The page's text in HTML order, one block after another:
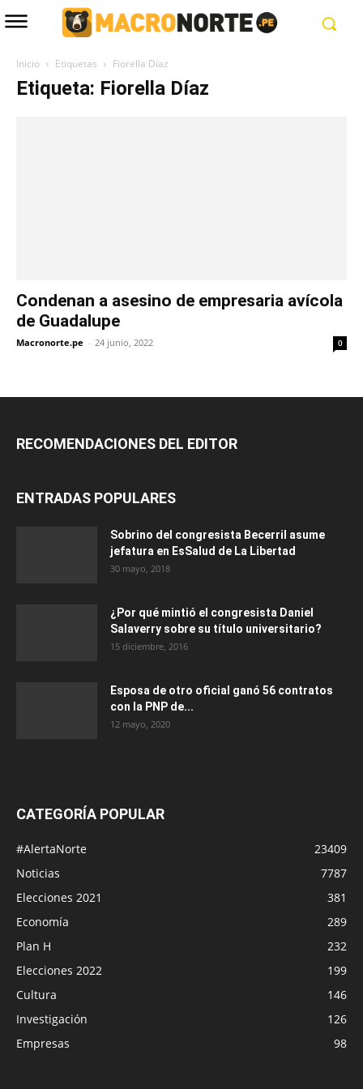
Inicio Etiquetas Fiorella Díaz
Etiqueta: Fiorella Díaz
Condenan a asesino de empresaria avícola
de Guadalupe
Macronorte.pe - 24 junio, 2022 0
RECOMENDACIONES DEL EDITOR
ENTRADAS POPULARES
Sobrino del congresista Becerril asume
jefatura en EsSalud de La Libertad
30 mayo, 2018
¿Por qué mintió el congresista Daniel
Salaverry sobre su título universitario?
15 diciembre, 2016
Esposa de otro oficial ganó 56 contratos
con la PNP de...
12 mayo, 2020
CATEGORÍA POPULAR
#AlertaNorte
23409
Noticias
7787
Elecciones 2021
381
Economía
289
Plan H
232
Elecciones 2022
199
Cultura
146
Investigación
126
Empresas
98